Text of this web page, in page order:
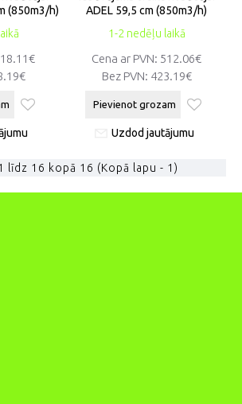
(850m3/h)
1-2 nedēļu laikā
ADEL 59,5 cm (850m3/h)
Cena ar PVN: 512.06€
Bez PVN: 423.19€
Pievienot grozam
Uzdod jautājumu
līdz 16 kopā 16 (Kopā lapu - 1)